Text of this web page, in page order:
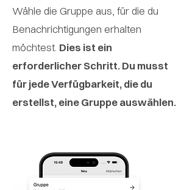
Wähle die Gruppe aus, für die du
Benachrichtigungen erhalten
möchtest. Dies ist ein
erforderlicher Schritt. Du musst
für jede Verfügbarkeit, die du
erstellst, eine Gruppe auswählen.